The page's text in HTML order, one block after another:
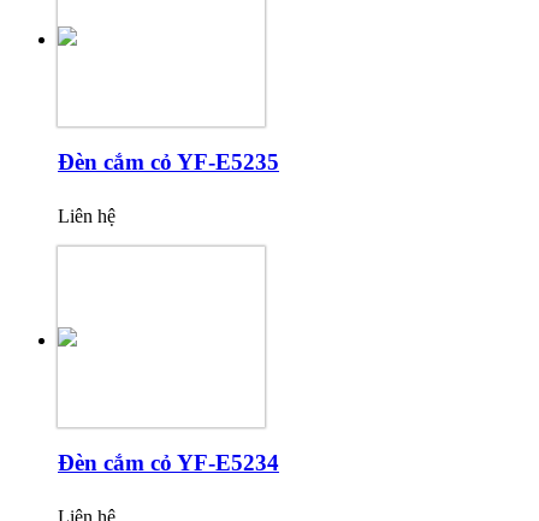
Đèn cắm cỏ YF-E5235
Liên hệ
Đèn cắm cỏ YF-E5234
Liên hệ